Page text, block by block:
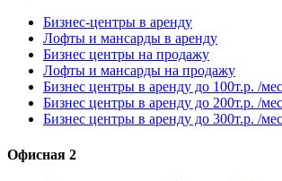
Бизнес-центры в аренду
Лофты и мансарды в аренду
Бизнес центры на продажу
Лофты и мансарды на продажу
Бизнес центры в аренду до 100т.р. /мес
Бизнес центры в аренду до 200т.р. /мес
Бизнес центры в аренду до 300т.р. /мес
Офисная 2